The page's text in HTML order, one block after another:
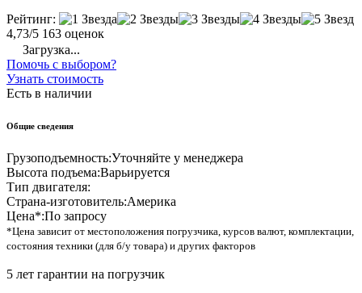
Рейтинг:
4,73/5 163 оценок
Загрузка...
Помочь с выбором?
Узнать стоимость
Есть в наличии
Общие сведения
Грузоподъемность:Уточняйте у менеджера
Высота подъема:Варьируется
Тип двигателя:
Страна-изготовитель:Америка
Цена*:По запросу
*Цена зависит от местоположения погрузчика, курсов валют, комплектации,
состояния техники (для б/у товара) и других факторов
5 лет гарантии на погрузчик